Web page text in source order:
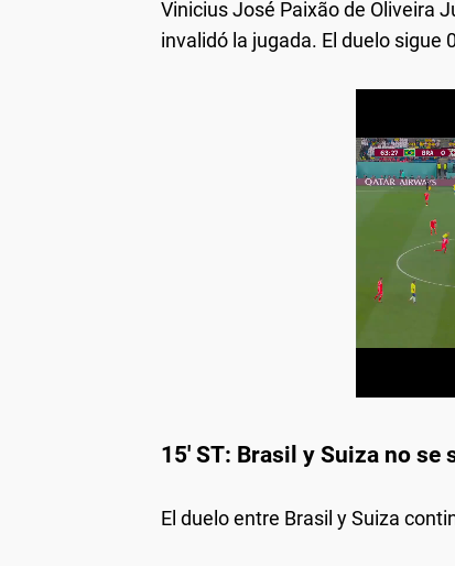
Vinicius José Paixão de Oliveira
invalidó la jugada. El duelo sigue
15' ST: Brasil y Suiza no se
El duelo entre Brasil y Suiza